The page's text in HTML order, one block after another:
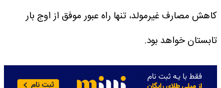
کاهش مصارف غیرمولد، تنها راه عبور موفق از اوج بار
تابستان خواهد بود.